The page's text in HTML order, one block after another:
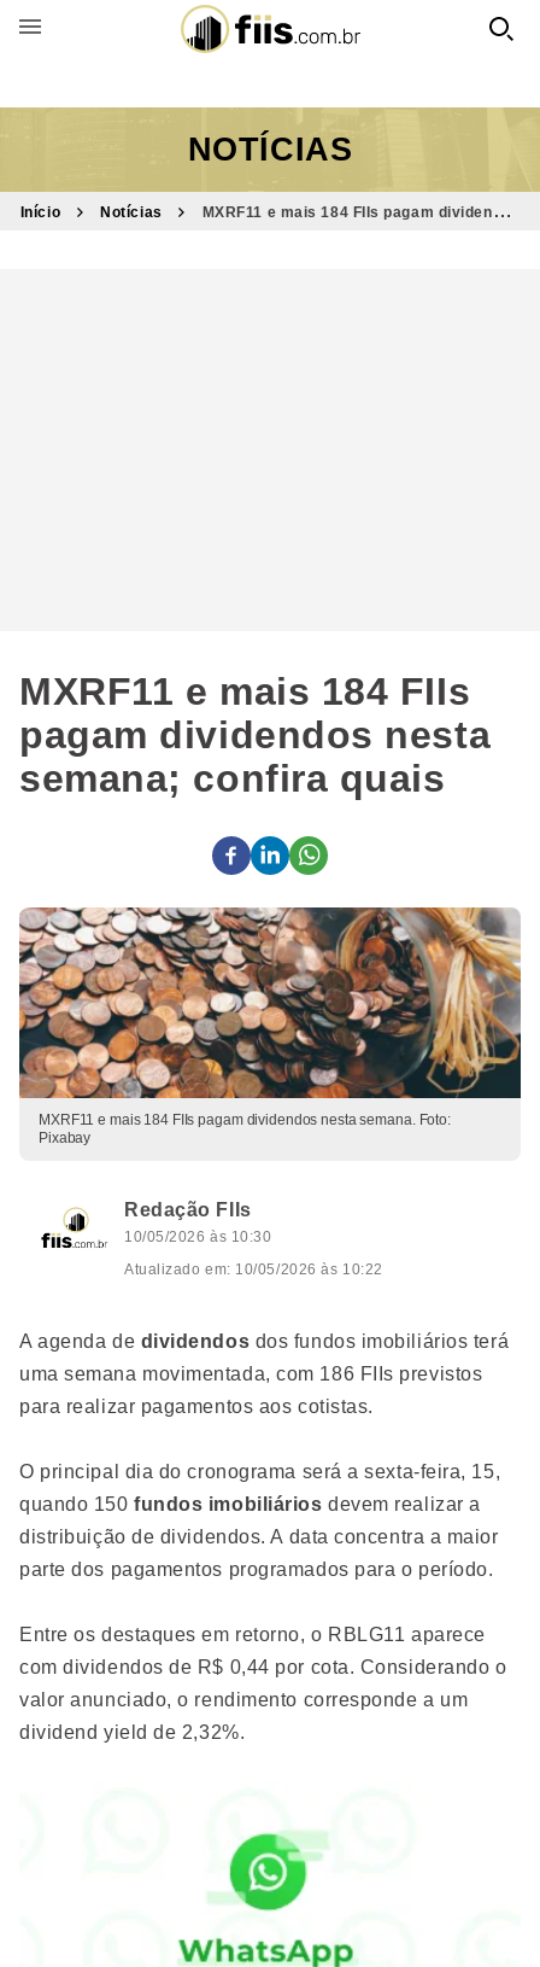
BUSCAR POR FUNDO
NOTÍCIAS
Início Notícias
MXRF11 e mais 184 FIIs pagam dividendos
MXRF11 e mais 184 FIIs
pagam dividendos nesta
semana; confira quais
MXRF11 e mais 184 FIIs pagam dividendos nesta semana. Foto:
Pixabay
Redação FIIs
10/05/2026 às 10:30
Atualizado em: 10/05/2026 às 10:22
A agenda de dividendos dos fundos imobiliários terá
uma semana movimentada, com 186 FIIs previstos
para realizar pagamentos aos cotistas.
O principal dia do cronograma será a sexta-feira, 15,
quando 150fundos imobiliários devem realizar a
distribuição de dividendos. A data concentra a maior
parte dos pagamentos programados para o período.
Entre os destaques em retorno, o RBLG11 aparece
com dividendos de R$ 0,44 por cota. Considerando o
valor anunciado, o rendimento corresponde a um
dividend yield de 2,32%.